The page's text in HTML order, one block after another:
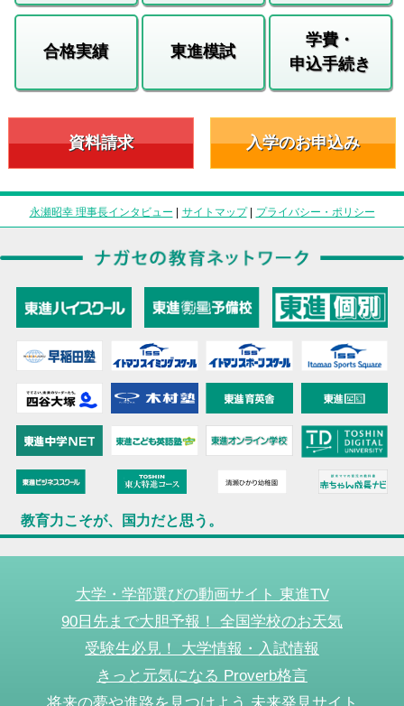
合格実績 東進模試
学費・
申込手続き
資料請求 入学のお申込み
永瀬昭幸 理事長インタビュー | サイトマップ| プライバシー・ポリシー
教育力こそが、国力だと思う。
大学・学部選びの動画サイト 東進TV
90日先まで大胆予報！ 全国学校のお天気
受験生必見！ 大学情報・入試情報
きっと元気になる Proverb格言